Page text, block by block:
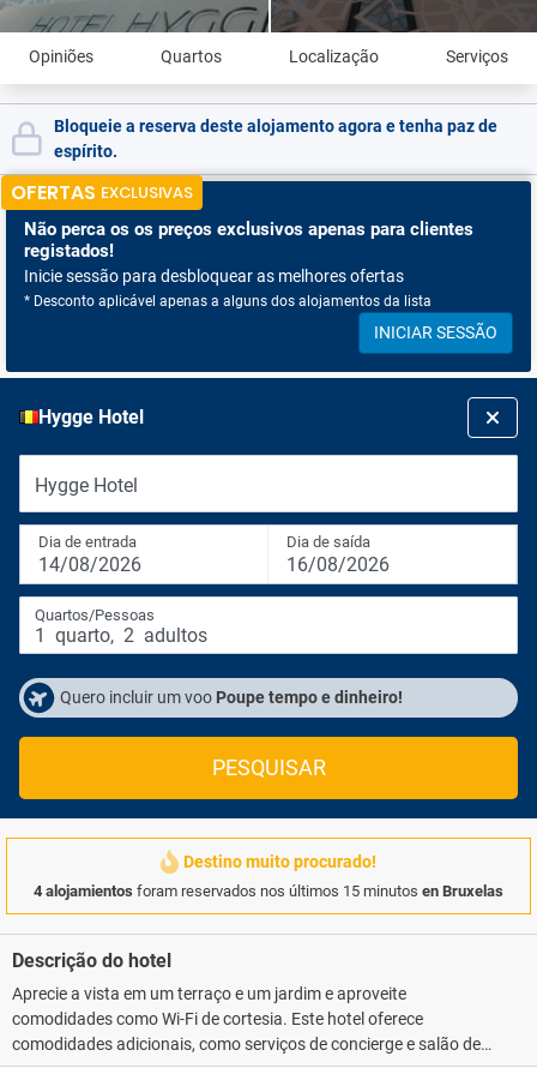
Opiniões Quartos Localização Serviços
Bloqueie a reserva deste alojamento agora e tenha paz de
espírito.
OFERTAS EXCLUSIVAS
Não perca os os preços exclusivos apenas para clientes
registados!
Inicie sessão para desbloquear as melhores ofertas
* Desconto aplicável apenas a alguns dos alojamentos da lista
INICIAR SESSÃO
Hygge Hotel
Hygge Hotel
Dia de entrada
14/08/2026
Dia de saída
16/08/2026
Quartos/Pessoas
1 quarto, 2 adultos
Quero incluir um voo Poupe tempo e dinheiro!
PESQUISAR
Destino muito procurado!
4 alojamientos foram reservados nos últimos 15 minutos en Bruxelas
Descrição do hotel
Aprecie a vista em um terraço e um jardim e aproveite
comodidades como Wi-Fi de cortesia. Este hotel oferece
comodidades adicionais, como serviços de concierge e salão de
recepção.. As comodidades presentes incluem acesso grátis à